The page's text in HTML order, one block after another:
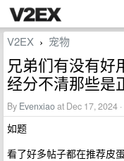
V2EX › 宠物
兄弟们有没有好
经分不清那些是
By Evenxiaoat Dec 17, 2024
如题
看了好多帖子都在推荐皮